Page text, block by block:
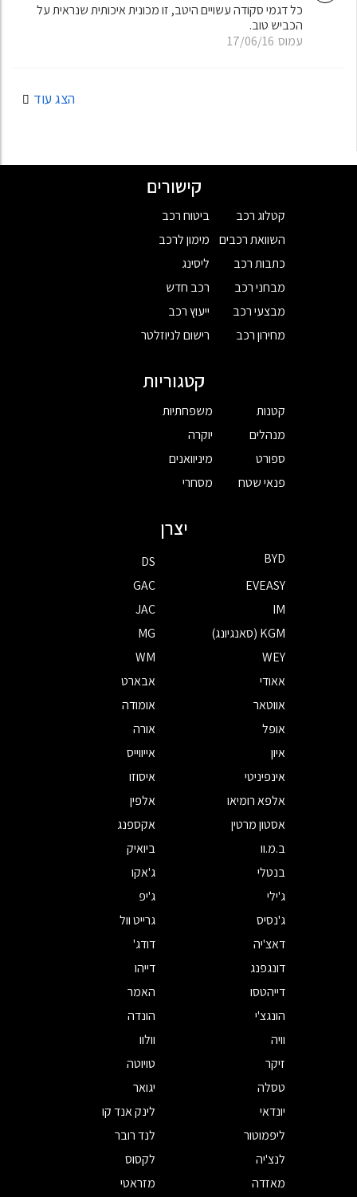
עמוס 17/06/16
כל דגמי סקודה עשויים היטב, זו מכונית איכותית שנראית על
הכביש טוב.
הצג עוד
קישורים
קטלוג רכב
השוואת רכבים
כתבות רכב
מבחני רכב
מבצעי רכב
מחירון רכב
ביטוח רכב
מימון לרכב
ליסינג
רכב חדש
ייעוץ רכב
רישום לניוזלטר
קטגוריות
קטנות
מנהלים
ספורט
פנאי שטח
משפחתיות
יוקרה
מיניוואנים
מסחרי
יצרן
BYD
DS
EVEASY
GAC
IM
JAC
KGM (סאנגיונג)
MG
WEY
WM
אאודי
אבארט
אווטאר
אומודה
אופל
אורה
איון
אייווייס
אינפיניטי
איסוזו
אלפא רומיאו
אלפין
אסטון מרטין
אקספנג
ב.מ.וו
ביואיק
בנטלי
ג'אקו
ג'ילי
ג'יפ
ג'נסיס
גרייט וול
דאצ'יה
דודג'
דונגפנג
דייהו
דייהטסו
האמר
הונגצ'י
הונדה
וויה
וולוו
זיקר
טויוטה
טסלה
יגואר
יונדאי
לינק אנד קו
ליפמוטור
לנד רובר
לנצ'יה
לקסוס
מאזדה
מזראטי